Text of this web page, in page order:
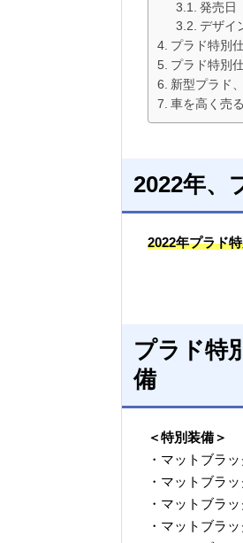
発売日
デザイ
プラド特別
プラド特別
新型プラド
車を高く売
2022年、
2022年プラド
プラド特
備
＜特別装備＞
・マットブラ
・マットブラ
・マットブラ
・マットブラ